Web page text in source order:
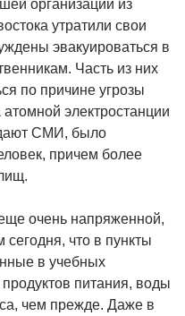
организации из
утратили свои
эвакуироваться в
Часть из них
по причине угрозы
электростанции
СМИ, было
причем более
очень напряженной,
что в пункты
в учебных
питания, воды
чем прежде. Даже в